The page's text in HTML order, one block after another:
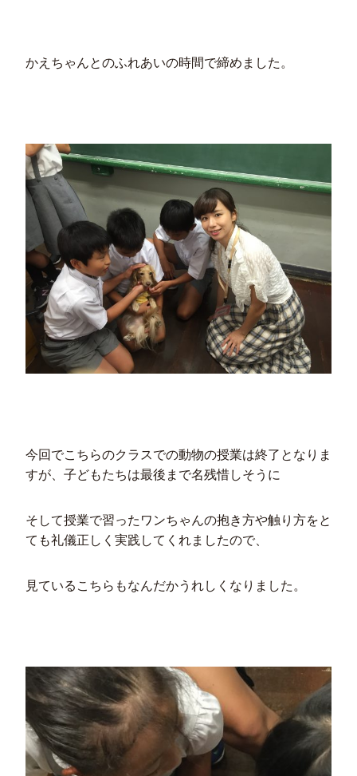
かえちゃんとのふれあいの時間で締めました。
今回でこちらのクラスでの動物の授業は終了となりま
すが、子どもたちは最後まで名残惜しそうに
そして授業で習ったワンちゃんの抱き方や触り方をと
ても礼儀正しく実践してくれましたので、
見ているこちらもなんだかうれしくなりました。